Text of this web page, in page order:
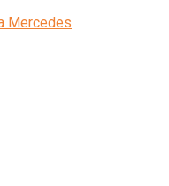
Mercedes